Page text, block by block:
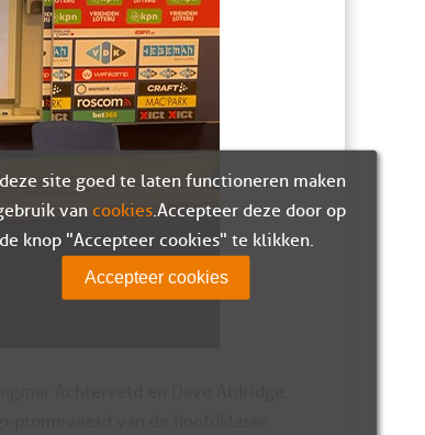
Achterveld en Dave Aldridge.
van de hoofdklasse
site goed te laten functioneren maken
van cookies. Accepteer deze door op
de knop "Accepteer cookies" te klikken.
Accepteer cookies